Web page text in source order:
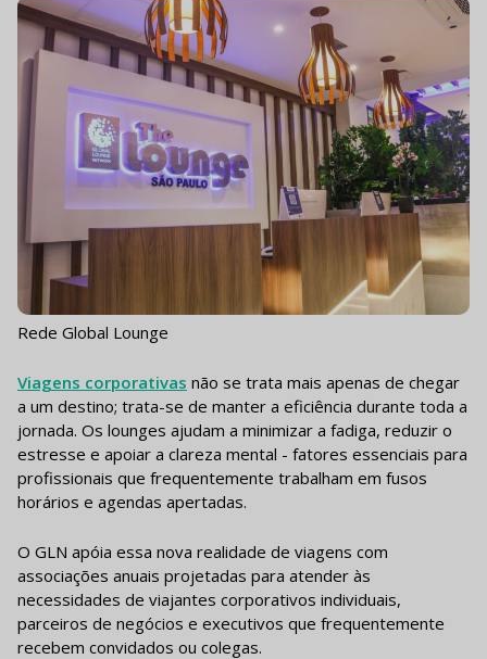
Rede Global Lounge
Viagens corporativas não se trata mais apenas de chegar
a um destino; trata-se de manter a eficiência durante toda a
jornada. Os lounges ajudam a minimizar a fadiga, reduzir o
estresse e apoiar a clareza mental - fatores essenciais para
profissionais que frequentemente trabalham em fusos
horários e agendas apertadas.
O GLN apóia essa nova realidade de viagens com
associações anuais projetadas para atender às
necessidades de viajantes corporativos individuais,
parceiros de negócios e executivos que frequentemente
recebem convidados ou colegas.